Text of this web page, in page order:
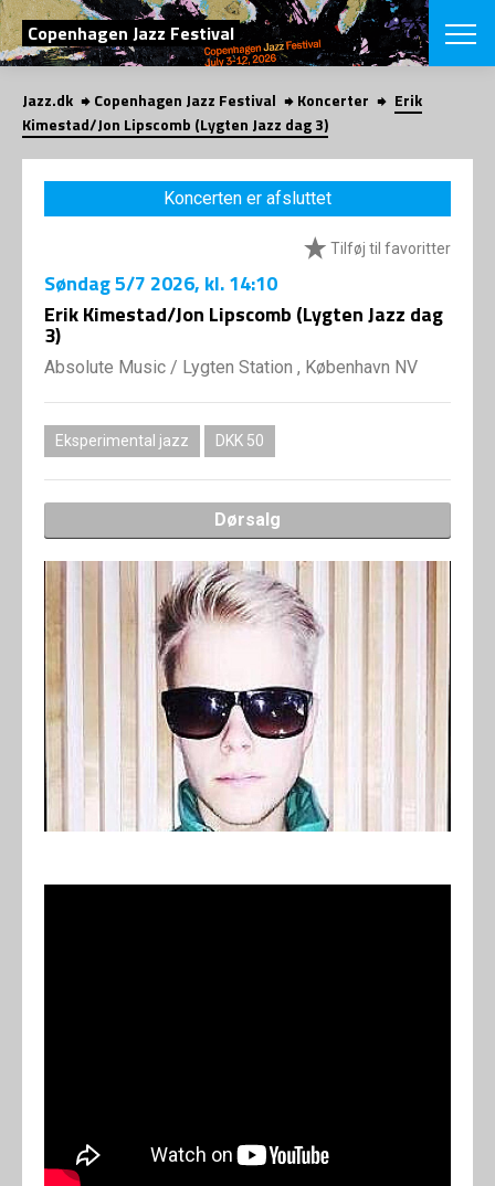
SØG
Copenhagen Jazz Festival
English
VÆLG
VINTERJAZZ
Temaer
LOCATIONS
App
INFO
Jazz.dk Copenhagen Jazz Festival Koncerter
Erik
Kimestad/Jon Lipscomb (Lygten Jazz dag 3)
Koncerten er afsluttet
Tilføj til favoritter
Søndag5/7 2026, kl. 14:10
Erik Kimestad/Jon Lipscomb (Lygten Jazz dag
3)
Absolute Music / Lygten Station , København NV
Eksperimental jazz DKK 50
Dørsalg